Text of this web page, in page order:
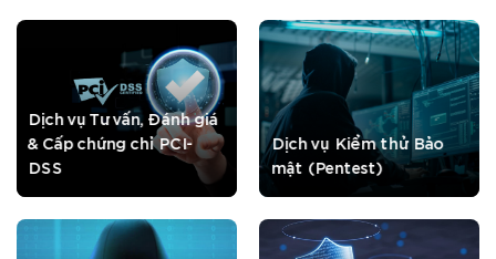
Dịch vụ Tư vấn, Đánh giá
& Cấp chứng chỉ PCI-
DSS
Dịch vụ Kiểm thử Bảo
mật (Pentest)